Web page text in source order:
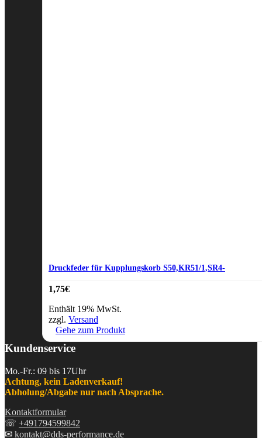
Druckfeder für Kupplungskorb S50,KR51/1,SR4-
1,75€
Enthält 19% MwSt.
zzgl. Versand
Gehe zum Produkt
Kundenservice
Mo.-Fr.: 09 bis 17Uhr
Achtung, kein Ladenverkauf!
Abholung/Abgabe nur nach Absprache.
Kontaktformular
☏ +491794599842
✉ kontakt@dds-performance.de